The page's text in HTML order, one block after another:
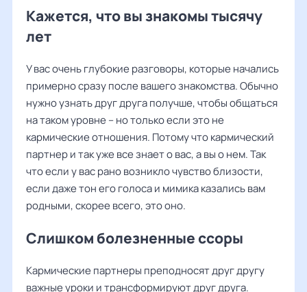
Кажется, что вы знакомы тысячу
лет
У вас очень глубокие разговоры, которые начались
примерно сразу после вашего знакомства. Обычно
нужно узнать друг друга получше, чтобы общаться
на таком уровне – но только если это не
кармические отношения. Потому что кармический
партнер и так уже все знает о вас, а вы о нем. Так
что если у вас рано возникло чувство близости,
если даже тон его голоса и мимика казались вам
родными, скорее всего, это оно.
Слишком болезненные ссоры
Кармические партнеры преподносят друг другу
важные уроки и трансформируют друг друга.